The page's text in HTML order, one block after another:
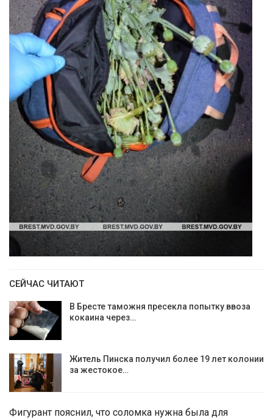
СЕЙЧАС ЧИТАЮТ
В Бресте таможня пресекла попытку ввоза
кокаина через…
Житель Пинска получил более 19 лет колонии
за жестокое…
Фигурант пояснил, что соломка нужна была для